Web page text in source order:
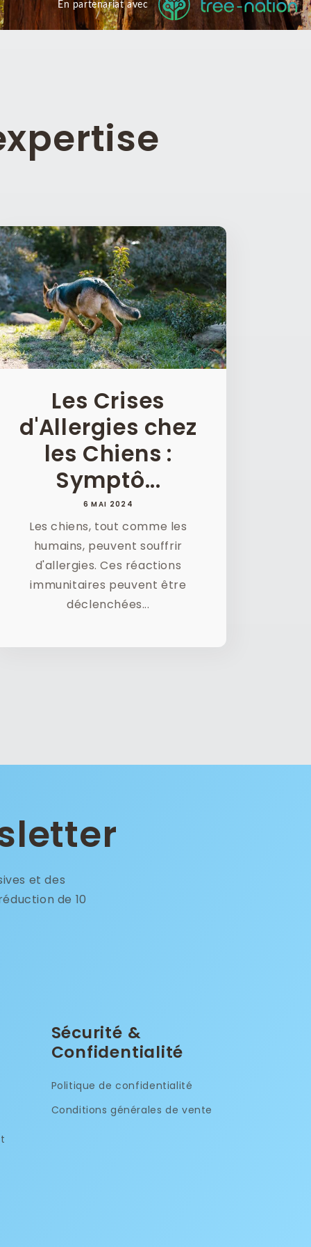
En partenariat avec
Les Crises
d'Allergies chez
les Chiens :
Symptô...
6 MAI 2024
Les chiens, tout comme les
humains, peuvent souffrir
d'allergies. Ces réactions
immunitaires peuvent être
déclenchées...
et des
de 10
Sécurité &
Confidentialité
Politique de confidentialité
Conditions générales de vente